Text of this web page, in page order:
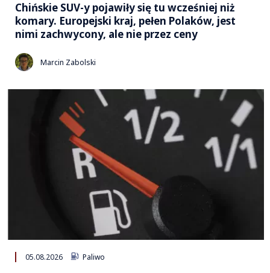
Chińskie SUV-y pojawiły się tu wcześniej niż
komary. Europejski kraj, pełen Polaków, jest
nimi zachwycony, ale nie przez ceny
Marcin Zabolski
05.08.2026 Paliwo